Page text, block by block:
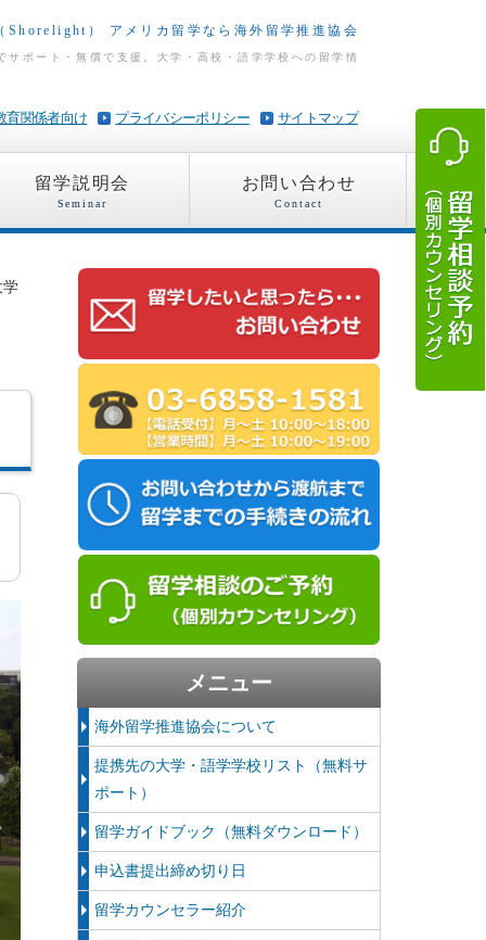
Shorelight） アメリカ留学なら海外留学推進協会
ポート・無償で支援。大学・高校・語学学校への留学情
サイトマップ
プライバシーポリシー
育関係者向け
留学説明会
Seminar
お問い合わせ
Contact
学
メニュー
海外留学推進協会について
提携先の大学・語学学校リスト（無料サ
ポート）
留学ガイドブック（無料ダウンロード）
申込書提出締め切り日
留学カウンセラー紹介